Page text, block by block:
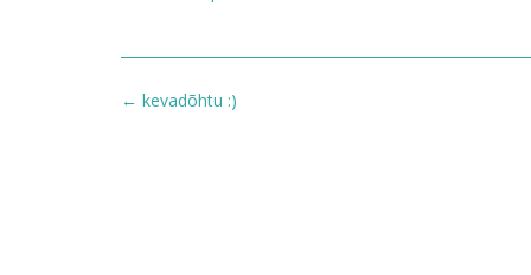
Post
← kevadõhtu :)